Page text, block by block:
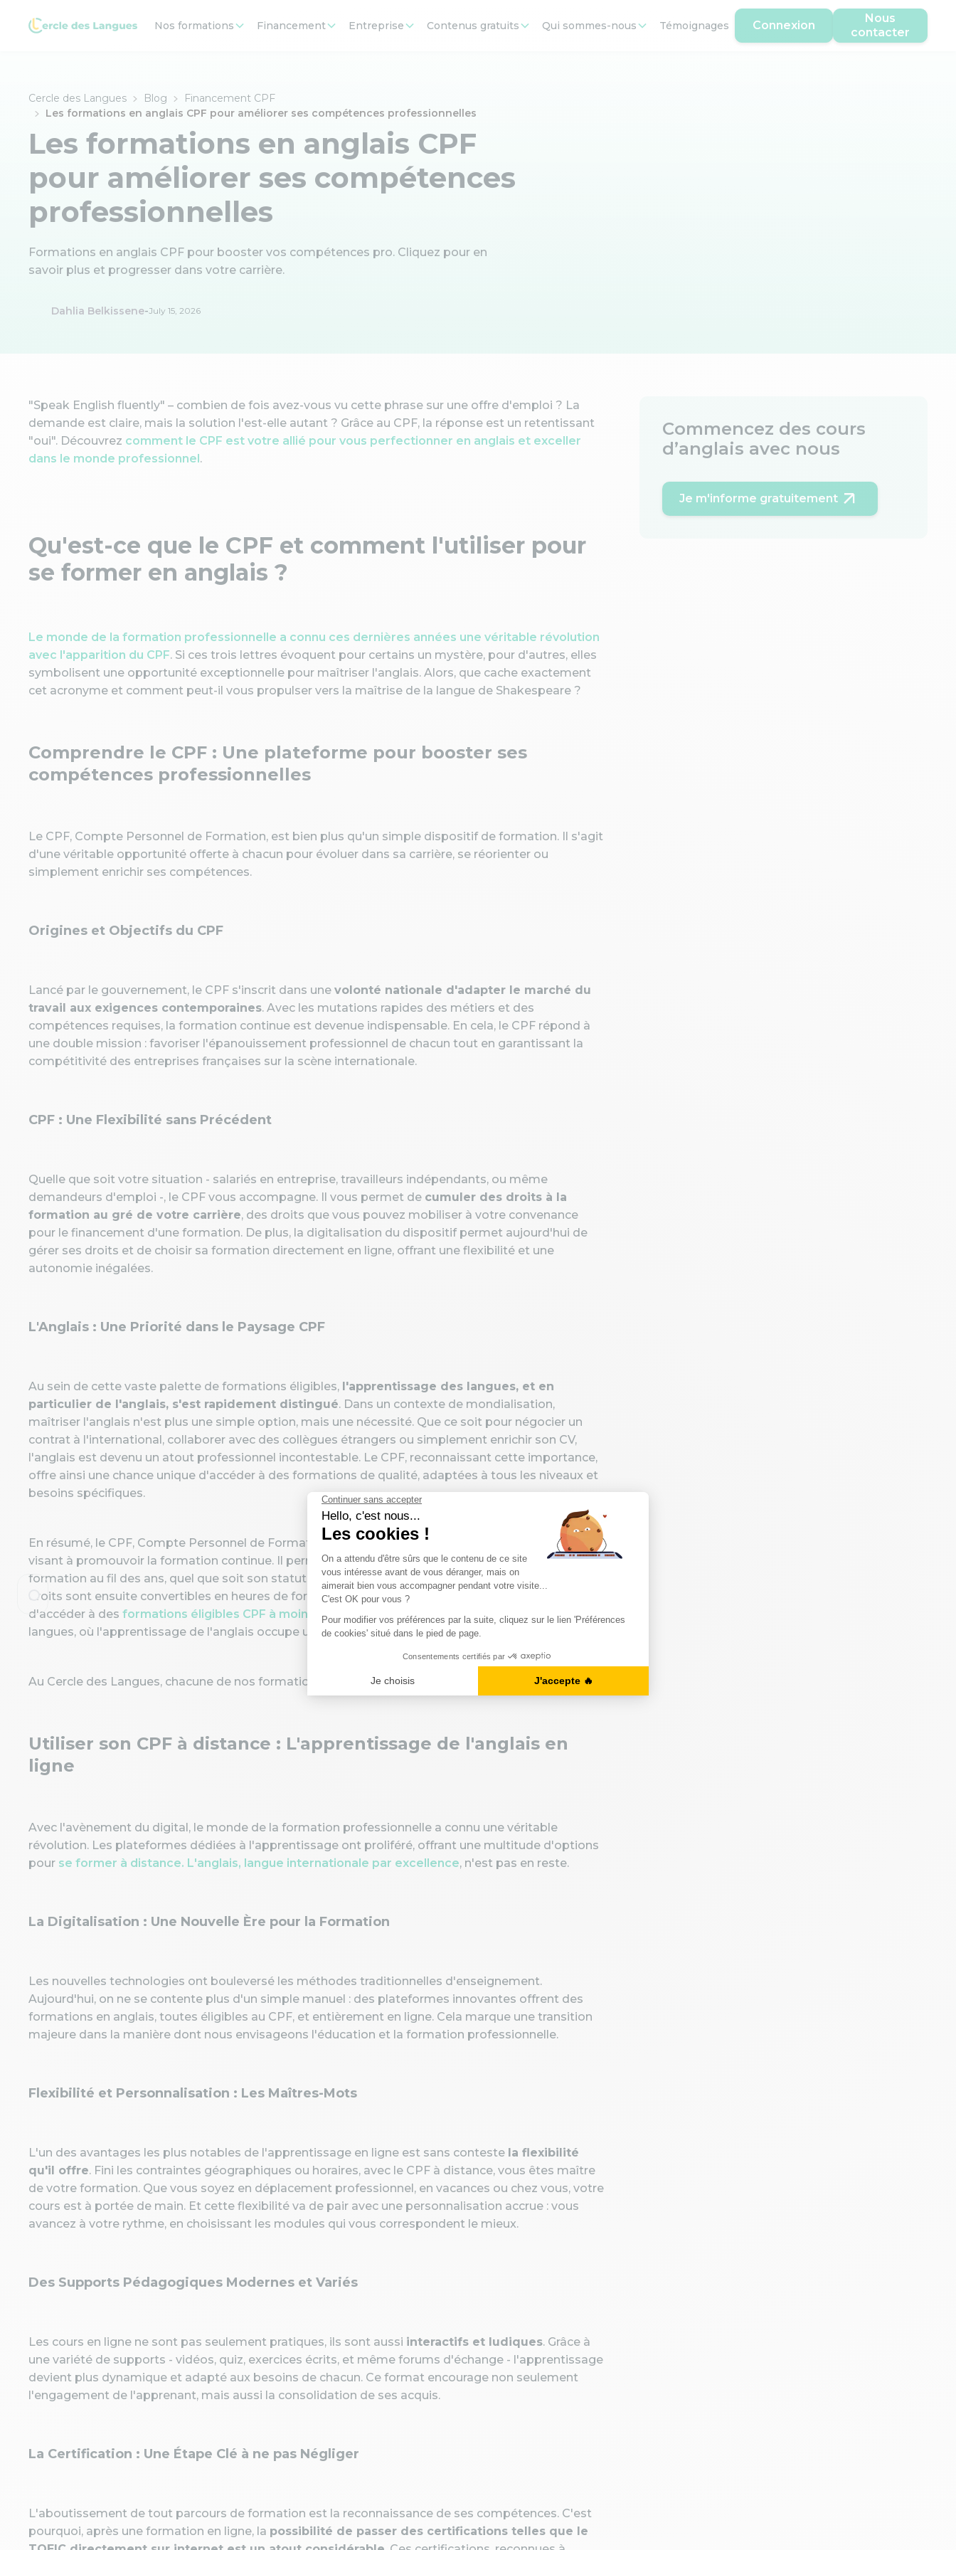
Nos formations Financement Entreprise Contenus gratuits Qui sommes-nous Témoignages Connexion
Nous
contacter
Cercle des Langues Blog
Financement CPF
Les formations en anglais CPF pour améliorer ses compétences professionnelles
Les formations en anglais CPF
pour améliorer ses compétences
professionnelles
Formations en anglais CPF pour booster vos compétences pro. Cliquez pour en
savoir plus et progresser dans votre carrière.
Dahlia Belkissene-July 15, 2026
"Speak English fluently" – combien de fois avez-vous vu cette phrase sur une offre d'emploi ? La
demande est claire, mais la solution l'est-elle autant ? Grâce au CPF, la réponse est un retentissant
"oui". Découvrez comment le CPF est votre allié pour vous perfectionner en anglais et exceller
dans le monde professionnel.
Qu'est-ce que le CPF et comment l'utiliser pour
se former en anglais ?
Le monde de la formation professionnelle a connu ces dernières années une véritable révolution
avec l'apparition du CPF. Si ces trois lettres évoquent pour certains un mystère, pour d'autres, elles
symbolisent une opportunité exceptionnelle pour maîtriser l'anglais. Alors, que cache exactement
cet acronyme et comment peut-il vous propulser vers la maîtrise de la langue de Shakespeare ?
Comprendre le CPF : Une plateforme pour booster ses
compétences professionnelles
Le CPF, Compte Personnel de Formation, est bien plus qu'un simple dispositif de formation. Il s'agit
d'une véritable opportunité offerte à chacun pour évoluer dans sa carrière, se réorienter ou
simplement enrichir ses compétences.
Origines et Objectifs du CPF
Lancé par le gouvernement, le CPF s'inscrit dans une volonté nationale d'adapter le marché du
travail aux exigences contemporaines. Avec les mutations rapides des métiers et des
compétences requises, la formation continue est devenue indispensable. En cela, le CPF répond à
une double mission : favoriser l'épanouissement professionnel de chacun tout en garantissant la
compétitivité des entreprises françaises sur la scène internationale.
CPF : Une Flexibilité sans Précédent
Quelle que soit votre situation - salariés en entreprise, travailleurs indépendants, ou même
demandeurs d'emploi -, le CPF vous accompagne. Il vous permet de cumuler des droits à la
formation au gré de votre carrière, des droits que vous pouvez mobiliser à votre convenance
pour le financement d'une formation. De plus, la digitalisation du dispositif permet aujourd'hui de
gérer ses droits et de choisir sa formation directement en ligne, offrant une flexibilité et une
autonomie inégalées.
L'Anglais : Une Priorité dans le Paysage CPF
Au sein de cette vaste palette de formations éligibles, l'apprentissage des langues, et en
particulier de l'anglais, s'est rapidement distingué. Dans un contexte de mondialisation,
maîtriser l'anglais n'est plus une simple option, mais une nécessité. Que ce soit pour négocier un
contrat à l'international, collaborer avec des collègues étrangers ou simplement enrichir son CV,
l'anglais est devenu un atout professionnel incontestable. Le CPF, reconnaissant cette importance,
offre ainsi une chance unique d'accéder à des formations de qualité, adaptées à tous les niveaux et
besoins spécifiques.
En résumé, le CPF, Compte Personnel de Formation, est une initiative gouvernementale en France
visant à promouvoir la formation continue. Il permet à chaque travailleur de cumuler des droits à la
formation au fil des ans, quel que soit son statut (salarié, indépendant, demandeur d'emploi). Ces
droits sont ensuite convertibles en heures de formation. La particularité du CPF ? Il permet
d'accéder à des formations éligibles CPF à moindre coût
, dans divers domaines, et notamment en
langues, où l'apprentissage de l'anglais occupe une place prépondérante.
Au Cercle des Langues, chacune de nos formations d'anglais est éligible au CPF !
Utiliser son CPF à distance : L'apprentissage de l'anglais en
ligne
Avec l'avènement du digital, le monde de la formation professionnelle a connu une véritable
révolution. Les plateformes dédiées à l'apprentissage ont proliféré, offrant une multitude d'options
pour se former à distance. L'anglais, langue internationale par excellence, n'est pas en reste.
La Digitalisation : Une Nouvelle Ère pour la Formation
Les nouvelles technologies ont bouleversé les méthodes traditionnelles d'enseignement.
Aujourd'hui, on ne se contente plus d'un simple manuel : des plateformes innovantes offrent des
formations en anglais, toutes éligibles au CPF, et entièrement en ligne. Cela marque une transition
majeure dans la manière dont nous envisageons l'éducation et la formation professionnelle.
Flexibilité et Personnalisation : Les Maîtres-Mots
L'un des avantages les plus notables de l'apprentissage en ligne est sans conteste la flexibilité
qu'il offre. Fini les contraintes géographiques ou horaires, avec le CPF à distance, vous êtes maître
de votre formation. Que vous soyez en déplacement professionnel, en vacances ou chez vous, votre
cours est à portée de main. Et cette flexibilité va de pair avec une personnalisation accrue : vous
avancez à votre rythme, en choisissant les modules qui vous correspondent le mieux.
Des Supports Pédagogiques Modernes et Variés
Les cours en ligne ne sont pas seulement pratiques, ils sont aussi interactifs et ludiques. Grâce à
une variété de supports - vidéos, quiz, exercices écrits, et même forums d'échange - l'apprentissage
devient plus dynamique et adapté aux besoins de chacun. Ce format encourage non seulement
l'engagement de l'apprenant, mais aussi la consolidation de ses acquis.
La Certification : Une Étape Clé à ne pas Négliger
L'aboutissement de tout parcours de formation est la reconnaissance de ses compétences. C'est
pourquoi, après une formation en ligne, la possibilité de passer des certifications telles que le
Commencez des cours
d’anglais avec nous
Je m'informe gratuitement